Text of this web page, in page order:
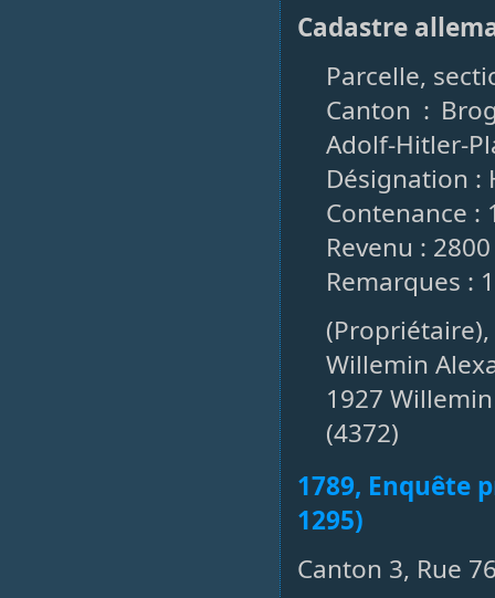
Cadastre
Parcelle,
Canton :
Adolf-Hitler-
Désignation :
Contenance :
Revenu :
Remarques :
Willemin
1927
(4372)
1789, Enquête
1295)
Canton 3, Rue